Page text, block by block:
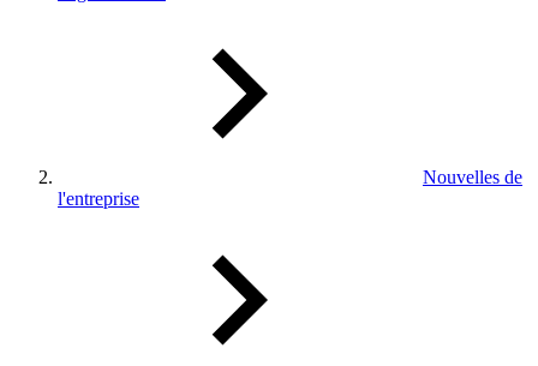
Nouvelles de
l'entreprise